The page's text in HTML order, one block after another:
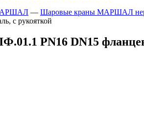
— Шаровые краны МАРШАЛ
с рукояткой
PN16 DN15